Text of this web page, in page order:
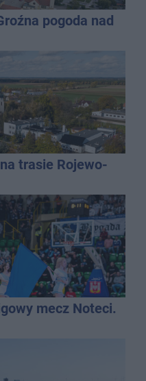
pogoda nad
trasie Rojewo-
mecz Noteci.